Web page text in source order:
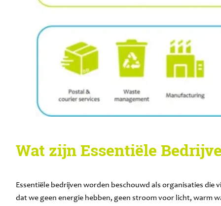
Wat zijn Essentiële
Essentiële bedrijven worden beschouwd als organisaties die
dat we geen energie hebben, geen stroom voor licht, warm